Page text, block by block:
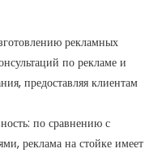
рекламных
по рекламе и
предоставляя клиентам
по сравнению с
реклама на стойке имеет